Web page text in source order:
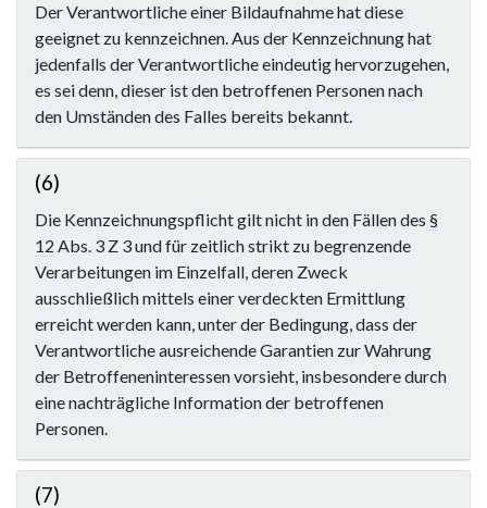
Der Verantwortliche einer Bildaufnahme hat diese
geeignet zu kennzeichnen. Aus der Kennzeichnung hat
jedenfalls der Verantwortliche eindeutig hervorzugehen,
es sei denn, dieser ist den betroffenen Personen nach
den Umständen des Falles bereits bekannt.
(6)
Die Kennzeichnungspflicht gilt nicht in den Fällen des §
12 Abs. 3 Z 3 und für zeitlich strikt zu begrenzende
Verarbeitungen im Einzelfall, deren Zweck
ausschließlich mittels einer verdeckten Ermittlung
erreicht werden kann, unter der Bedingung, dass der
Verantwortliche ausreichende Garantien zur Wahrung
der Betroffeneninteressen vorsieht, insbesondere durch
eine nachträgliche Information der betroffenen
Personen.
(7)